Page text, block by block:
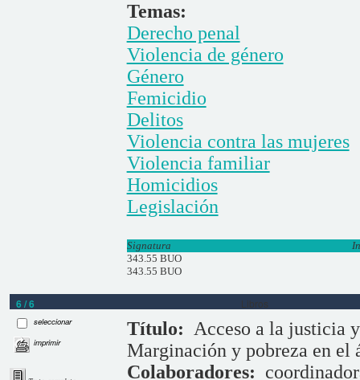
Temas:
Derecho penal
Violencia de género
Género
Femicidio
Delitos
Violencia contra las mujeres
Violencia familiar
Homicidios
Legislación
Signatura
343.55 BUO
343.55 BUO
6 / 6 Libros
seleccionar
imprimir
Título: Acceso a la justicia
Marginación y pobreza en
Colaboradores: